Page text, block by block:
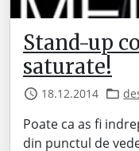
Stand-up
saturate!
18.12.2014
Poate ca as fi
din punctul de